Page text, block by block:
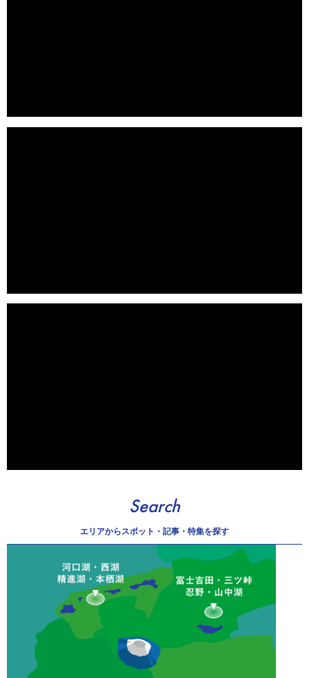
Search
エリアからスポット・記事・特集を探す